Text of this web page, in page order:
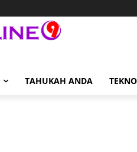
TAHUKAH ANDA